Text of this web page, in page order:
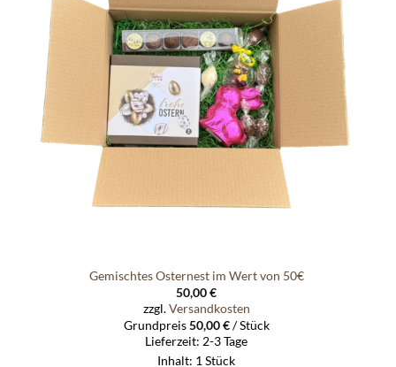
Gemischtes Osternest im Wert von 50€
50,00€
zzgl.Versandkosten
Grundpreis50,00€/Stück
Lieferzeit: 2-3 Tage
Inhalt: 1Stück